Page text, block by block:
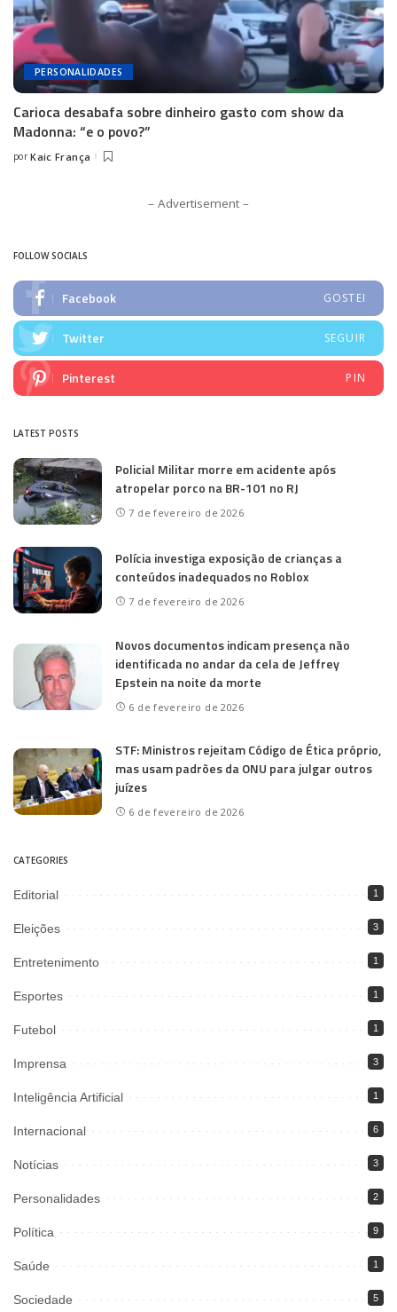
PERSONALIDADES
Carioca desabafa sobre dinheiro gasto com show da
Madonna: “e o povo?”
Posted
por Kaic França
– Advertisement –
FOLLOW SOCIALS
Facebook GOSTEI
Twitter SEGUIR
Pinterest PIN
LATEST POSTS
Policial Militar morre em acidente após
atropelar porco na BR-101 no RJ
7 de fevereiro de 2026
Polícia investiga exposição de crianças a
conteúdos inadequados no Roblox
7 de fevereiro de 2026
Novos documentos indicam presença não
identificada no andar da cela de Jeffrey
Epstein na noite da morte
6 de fevereiro de 2026
STF: Ministros rejeitam Código de Ética próprio,
mas usam padrões da ONU para julgar outros
juízes
6 de fevereiro de 2026
CATEGORIES
Editorial 1
Eleições 3
Entretenimento 1
Esportes 1
Futebol 1
Imprensa 3
Inteligência Artificial 1
Internacional 6
Notícias 3
Personalidades 2
Política 9
Saúde 1
Sociedade 5